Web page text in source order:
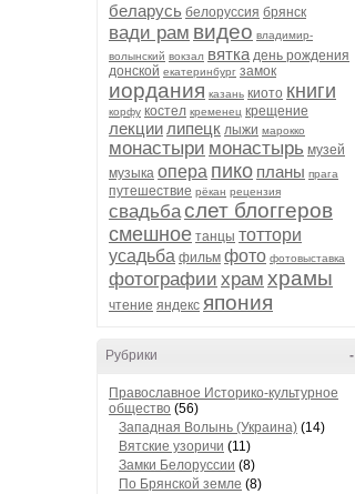
беларусь белоруссия брянск
вади рам видео владимир-
волынский вокзал вятка день рождения
донской екатеринбург замок
иордания казань киото книги
корфу костел кременец крещение
лекции липецк лыжи марокко
монастыри монастырь музей
музыка опера пико планы прага
путешествие рёкан рецензия
свадьбаслет блоггеров
смешное танцы тоттори
усадьба фильм фото фотовыставка
фотографии храм храмы
чтение яндекс япония
-
Рубрики
Православное Историко-культурное
общество (56)
Западная Волынь (Украина) (14)
Вятские узоричи (11)
Замки Белоруссии (8)
По Брянской земле (8)